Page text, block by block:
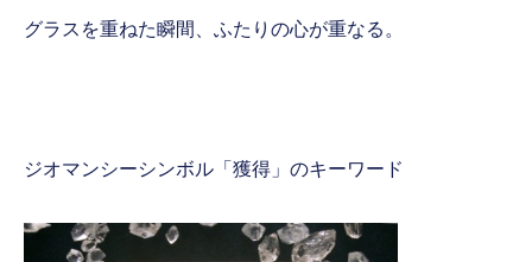
グラスを重ねた瞬間、ふたりの心が重なる。
ジオマンシーシンボル「獲得」のキーワード